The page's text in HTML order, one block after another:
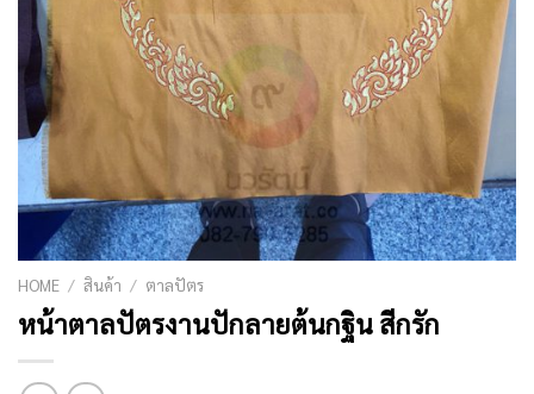
HOME / สินค้า / ตาลปัตร
หน้าตาลปัตรงานปักลายต้นกฐิน สีกรัก